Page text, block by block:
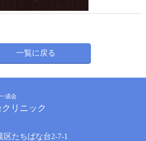
一覧に戻る
成会
リニック
たちばな台2-7-1